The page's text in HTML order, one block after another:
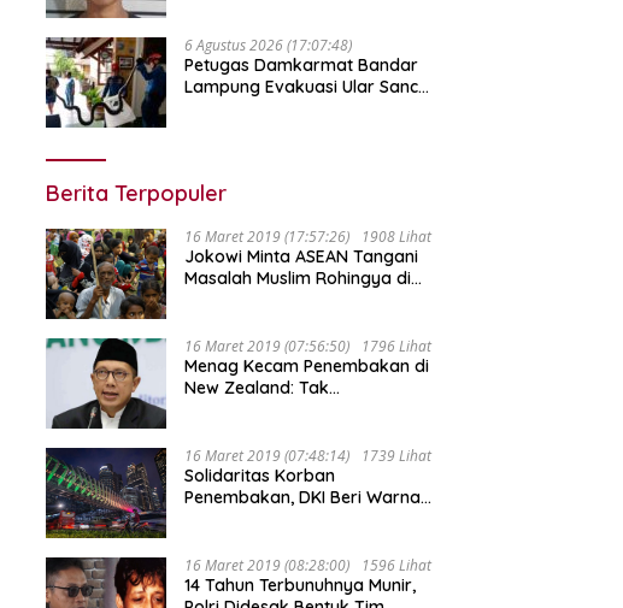
6 Agustus 2026 (17:07:48)
Petugas Damkarmat Bandar
Lampung Evakuasi Ular Sanca
Berita Terpopuler
16 Maret 2019 (17:57:26) 1908 Lihat
Jokowi Minta ASEAN Tangani
Masalah Muslim Rohingya di
16 Maret 2019 (07:56:50) 1796 Lihat
Menag Kecam Penembakan di
New Zealand: Tak
16 Maret 2019 (07:48:14) 1739 Lihat
Solidaritas Korban
Penembakan, DKI Beri Warna
16 Maret 2019 (08:28:00) 1596 Lihat
14 Tahun Terbunuhnya Munir,